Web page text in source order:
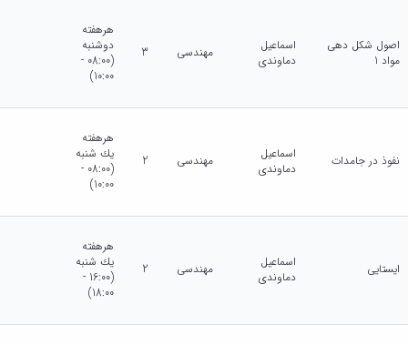
اصول شکل دهی
مواد 1
اسماعیل
دماوندی
مهندسی 3
هرهفته
دوشنبه
(08:00 -
10:00)
نفوذ در جامدات
اسماعیل
دماوندی
مهندسی 2
هرهفته
يك شنبه
(08:00 -
10:00)
ایستایی
اسماعیل
دماوندی
مهندسی 2
هرهفته
يك شنبه
(16:00 -
18:00)